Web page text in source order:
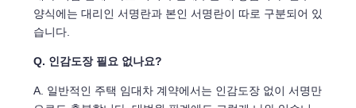
양식에는 대리인 서명란과 본인 서명란이 따로 구분되어 있
습니다.
Q. 인감도장 필요 없나요?
A. 일반적인 주택 임대차 계약에서는 인감도장 없이 서명만